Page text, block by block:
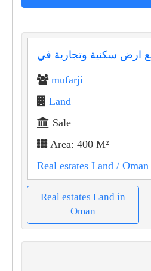
mufarji
Land
Sale
Area: 400 M²
Real estates Land / Oman
Real estates Land in
Oman